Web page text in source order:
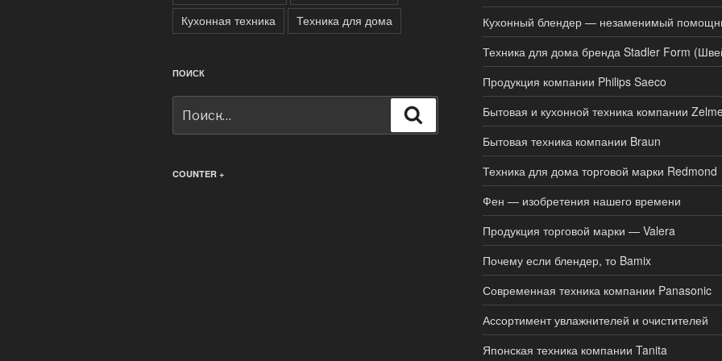
Кухонная техника
Техника для дома
ПОИСК
COUNTER +
Кухонный блендер — незаменимый
Техника для дома бренда Stadler Form
Продукция компании Philips Saeco
Бытовая и кухонной техника компании
Бытовая техника компании Braun
Техника для дома торговой марки Redmond
Фен — изобретения нашего времени
Продукция торговой марки — Valera
Почему если блендер, то Bamix
Современная техника компании Panasonic
Ассортимент увлажнителей и очистителей
Японская техника компании Tanita